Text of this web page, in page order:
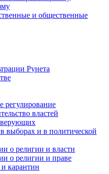
и общественные
Рунета
регулирование
властей
верующих
выборах и в политической
о религии и власти
о религии и праве
карантин